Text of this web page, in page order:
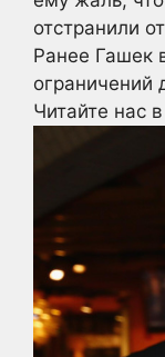
отстранили
Ранее Гашек
ограничений
Читайте нас